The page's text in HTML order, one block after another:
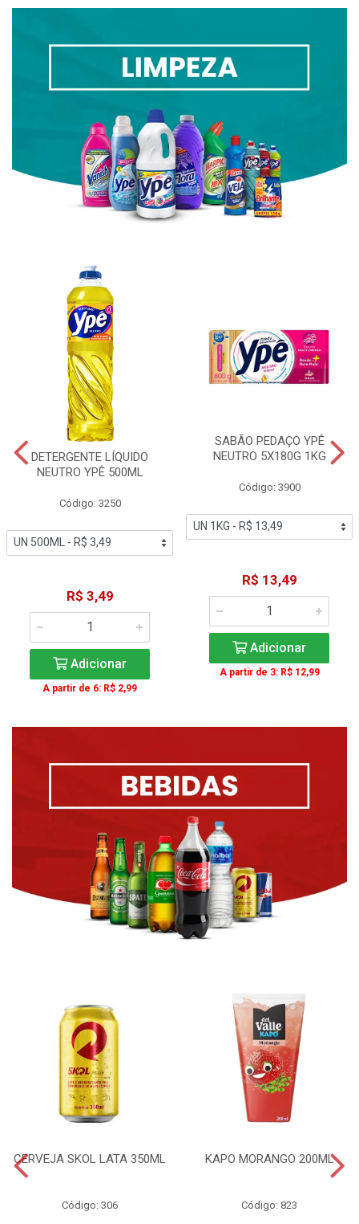
DETERGENTE LÍQUIDO
NEUTRO YPÊ 500ML
Código: 3250
R$ 3,49
Adicionar
A partir de 6: R$ 2,99
SABÃO PEDAÇO YPÊ
NEUTRO 5X180G 1KG
Código: 3900
R$ 13,49
Adicionar
A partir de 3: R$ 12,99
CERVEJA SKOL LATA 350ML
Código: 306
KAPO MORANGO 200ML
Código: 823